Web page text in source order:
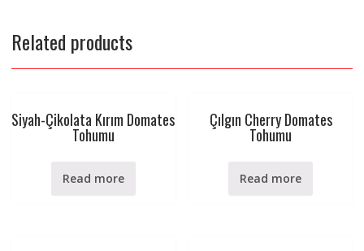
Related products
Siyah-Çikolata Kırım Domates
Tohumu
Read more
Çılgın Cherry Domates
Tohumu
Read more